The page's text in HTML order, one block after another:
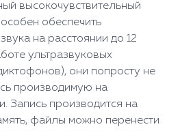
высокочувствительный
обеспечить
на расстоянии до 12
ультразвуковых
они попросту не
производимую на
Запись производится на
файлы можно перенести